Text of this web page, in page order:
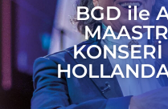
BGD ile